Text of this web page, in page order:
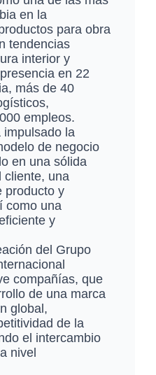
en la
para obra
tendencias
interior y
en 22
más de 40
empleos.
impulsado la
de negocio
en una sólida
cliente, una
producto y
como una
y
del Grupo
compañías, que
de una marca
global,
de la
el intercambio
nivel